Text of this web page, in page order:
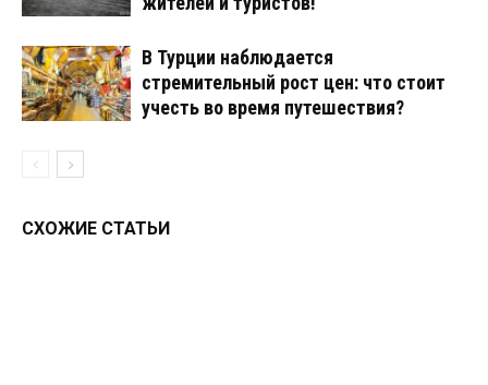
В Турции наблюдается
стремительный рост цен: что стоит
учесть во время путешествия?
СХОЖИЕ СТАТЬИ